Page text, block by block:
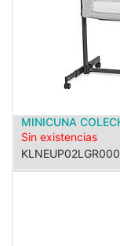
MINICUNA
Sin existencias